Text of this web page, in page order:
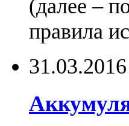
(далее –
правила
31.03.2016